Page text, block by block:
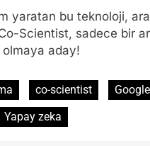
yaratan bu teknoloji,
Scientist, sadece bir
olmaya aday!
co-scientist
Yapay zeka